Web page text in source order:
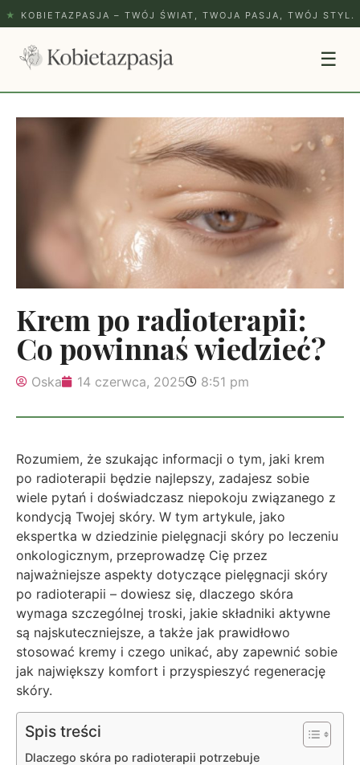
★ KOBIETAZPASJA – TWÓJ ŚWIAT, TWOJA PASJA, TWÓJ STYL.
☰
Krem po radioterapii:
Co powinnaś wiedzieć?
Oska 14 czerwca, 2025 8:51 pm
Rozumiem, że szukając informacji o tym, jaki krem
po radioterapii będzie najlepszy, zadajesz sobie
wiele pytań i doświadczasz niepokoju związanego z
kondycją Twojej skóry. W tym artykule, jako
ekspertka w dziedzinie pielęgnacji skóry po leczeniu
onkologicznym, przeprowadzę Cię przez
najważniejsze aspekty dotyczące pielęgnacji skóry
po radioterapii – dowiesz się, dlaczego skóra
wymaga szczególnej troski, jakie składniki aktywne
są najskuteczniejsze, a także jak prawidłowo
stosować kremy i czego unikać, aby zapewnić sobie
jak największy komfort i przyspieszyć regenerację
skóry.
Spis treści
Dlaczego skóra po radioterapii potrzebuje